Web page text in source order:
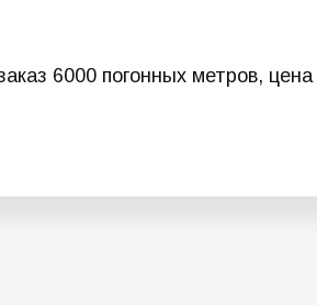
6000 погонных метров, цена